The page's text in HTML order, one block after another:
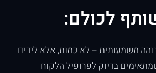
לכולם:
משמעותית – לא כמות, אלא לידים
בדיוק לפרופיל הלקוח